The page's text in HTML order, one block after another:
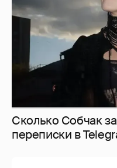
Сколько Собчак
перeписки в